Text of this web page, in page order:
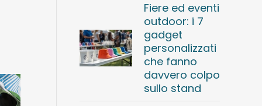
Fiere ed eventi
outdoor: i 7
gadget
personalizzati
che fanno
davvero colpo
sullo stand